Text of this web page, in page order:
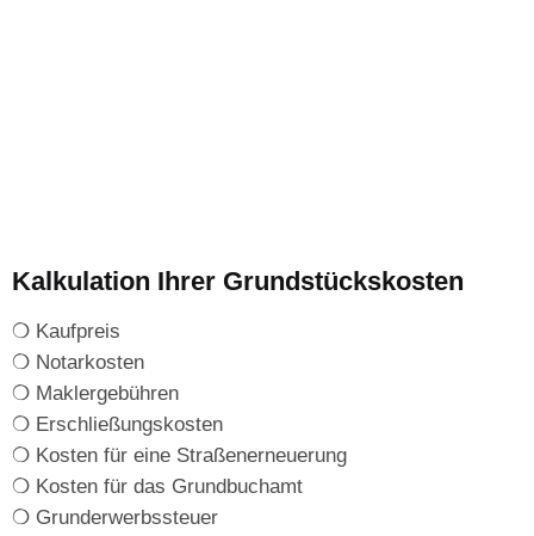
Kalkulation Ihrer Grundstückskosten
❍ Kaufpreis
❍ Notarkosten
❍ Maklergebühren
❍ Erschließungskosten
❍ Kosten für eine Straßenerneuerung
❍ Kosten für das Grundbuchamt
❍ Grunderwerbssteuer